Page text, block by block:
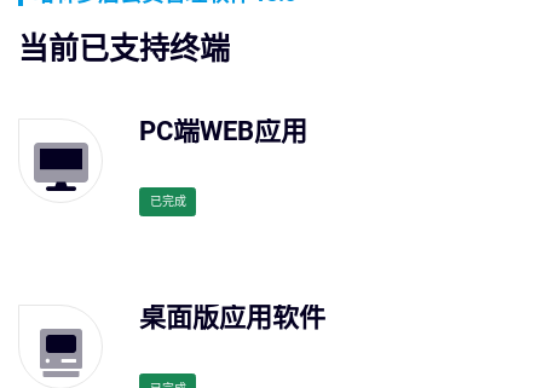
当前已支持终端
PC端WEB应用
已完成
桌面版应用软件